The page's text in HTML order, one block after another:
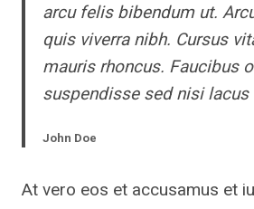
arcu felis bibendum ut.
quis viverra nibh. Cursus
mauris rhoncus. Faucibus
suspendisse sed nisi lacus
John Doe
At vero eos et accusamus et